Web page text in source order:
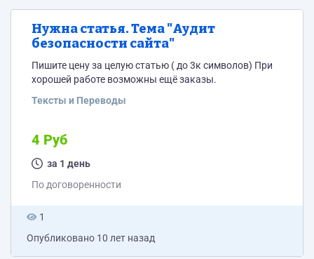
Нужна статья. Тема "Аудит
безопасности сайта"
Пишите цену за целую статью ( до 3к символов) При
хорошей работе возможны ещё заказы.
Тексты и Переводы
4 Руб
за 1 день
По договоренности
1
Опубликовано 10 лет назад